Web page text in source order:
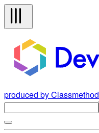
produced by Classmethod